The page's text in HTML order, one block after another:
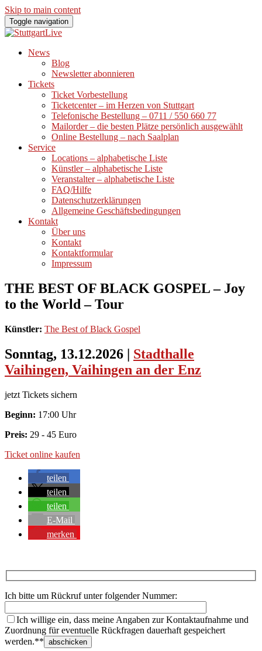
Skip to main content
Toggle navigation
News
Blog
Newsletter abonnieren
Tickets
Ticket Vorbestellung
Ticketcenter – im Herzen von Stuttgart
Telefonische Bestellung – 0711 / 550 660 77
Mailorder – die besten Plätze persönlich ausgewählt
Online Bestellung – nach Saalplan
Service
Locations – alphabetische Liste
Künstler – alphabetische Liste
Veranstalter – alphabetische Liste
FAQ/Hilfe
Datenschutzerklärungen
Allgemeine Geschäftsbedingungen
Kontakt
Über uns
Kontakt
Kontaktformular
Impressum
THE BEST OF BLACK GOSPEL – Joy
to the World – Tour
Künstler: The Best of Black Gospel
Sonntag, 13.12.2026 | Stadthalle
Vaihingen, Vaihingen an der Enz
jetzt Tickets sichern
Beginn: 17:00 Uhr
Preis: 29 - 45 Euro
Ticket online kaufen
teilen
teilen
teilen
E-Mail
merken
Ich bitte um Rückruf unter folgender Nummer:
Ich willige ein, dass meine Angaben zur Kontaktaufnahme und
Zuordnung für eventuelle Rückfragen dauerhaft gespeichert
werden.**